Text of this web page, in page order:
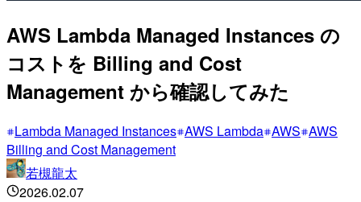
AWS Lambda Managed Instances の
コストを Billing and Cost
Management から確認してみた
Lambda Managed Instances AWS Lambda AWS AWS
Billing and Cost Management
若槻龍太
2026.02.07